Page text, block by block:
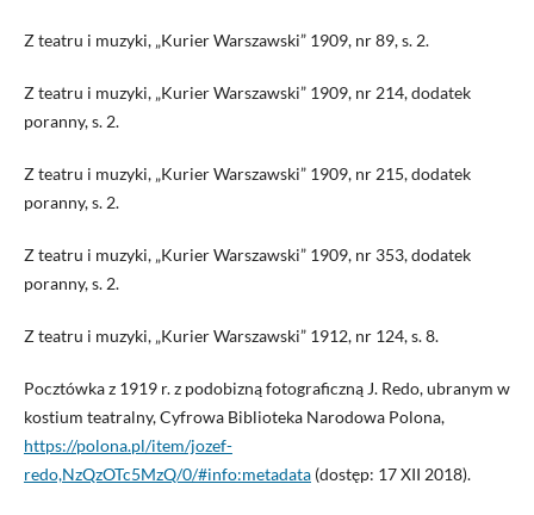
Z teatru i muzyki, „Kurier Warszawski” 1909, nr 89, s. 2.
Z teatru i muzyki, „Kurier Warszawski” 1909, nr 214, dodatek
poranny, s. 2.
Z teatru i muzyki, „Kurier Warszawski” 1909, nr 215, dodatek
poranny, s. 2.
Z teatru i muzyki, „Kurier Warszawski” 1909, nr 353, dodatek
poranny, s. 2.
Z teatru i muzyki, „Kurier Warszawski” 1912, nr 124, s. 8.
Pocztówka z 1919 r. z podobizną fotograficzną J. Redo, ubranym w
kostium teatralny, Cyfrowa Biblioteka Narodowa Polona,
https://polona.pl/item/jozef-
redo,NzQzOTc5MzQ/0/#info:metadata(dostęp: 17 XII 2018).